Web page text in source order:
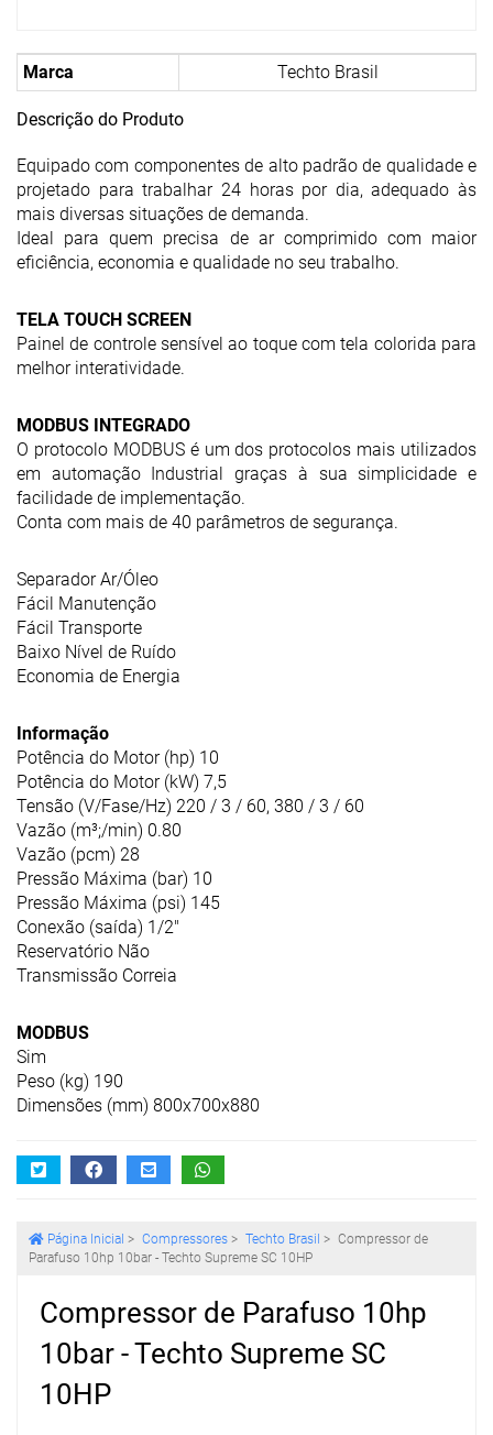
Marca Techto Brasil
Descrição do Produto
Equipado com componentes de alto padrão de qualidade e
projetado para trabalhar 24 horas por dia, adequado às
mais diversas situações de demanda.
Ideal para quem precisa de ar comprimido com maior
eficiência, economia e qualidade no seu trabalho.
TELA TOUCH SCREEN
Painel de controle sensível ao toque com tela colorida para
melhor interatividade.
MODBUS INTEGRADO
O protocolo MODBUS é um dos protocolos mais utilizados
em automação Industrial graças à sua simplicidade e
facilidade de implementação.
Conta com mais de 40 parâmetros de segurança.
Separador Ar/Óleo
Fácil Manutenção
Fácil Transporte
Baixo Nível de Ruído
Economia de Energia
Informação
Potência do Motor (hp) 10
Potência do Motor (kW) 7,5
Tensão (V/Fase/Hz) 220 / 3 / 60, 380 / 3 / 60
Vazão (m³;/min) 0.80
Vazão (pcm) 28
Pressão Máxima (bar) 10
Pressão Máxima (psi) 145
Conexão (saída) 1/2"
Reservatório Não
Transmissão Correia
MODBUS
Sim
Peso (kg) 190
Dimensões (mm) 800x700x880
Página Inicial > Compressores > Techto Brasil > Compressor de
Parafuso 10hp 10bar - Techto Supreme SC 10HP
Compressor de Parafuso 10hp
10bar - Techto Supreme SC
10HP